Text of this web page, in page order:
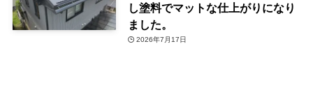
し塗料でマットな仕上がりになり
ました。
2026年7月17日